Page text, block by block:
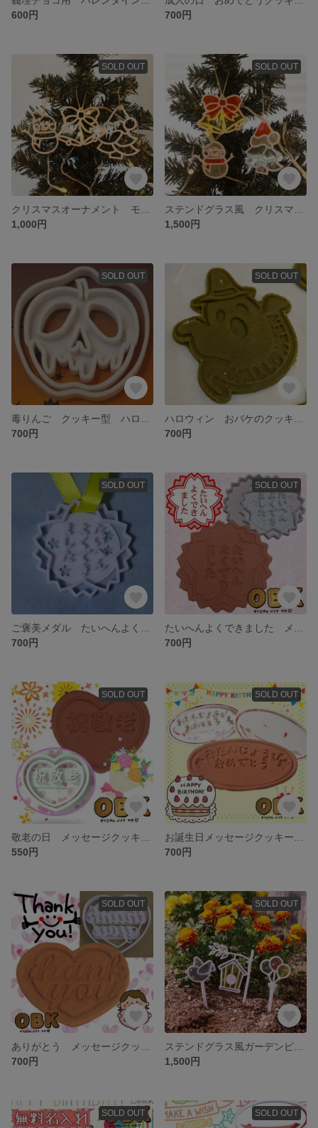
600円
700円
SOLD OUT
1,000円
SOLD OUT
1,500円
SOLD OUT
700円
SOLD OUT
700円
SOLD OUT
700円
SOLD OUT
700円
SOLD OUT
550円
SOLD OUT
700円
SOLD OUT
700円
SOLD OUT
1,500円
SOLD OUT SOLD OUT